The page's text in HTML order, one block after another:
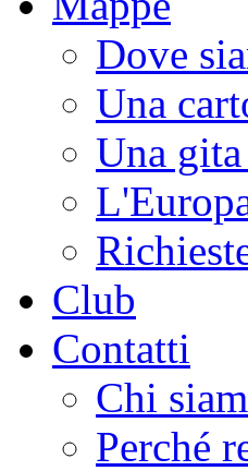
Dove
Una
Una gita
Club
Contatti
Chi
Perché